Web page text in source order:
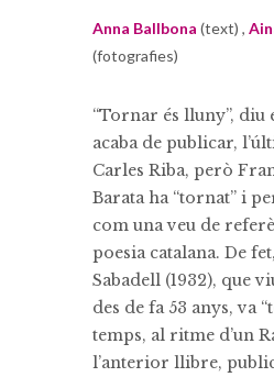
Anna Ballbona (text) ,
(fotografies)
“Tornar és lluny”, diu
acaba de publicar,
Carles Riba, però
Barata ha “tornat” i
com una veu de
poesia catalana. De
Sabadell (1932), que
des de fa 53 anys, va
temps, al ritme d’un
l’anterior llibre,